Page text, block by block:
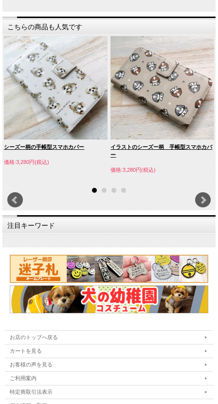
合があります。何卒ご了承ください。
・外装・内装のデザイン・仕様は予告なく変更する場合があります。 ・本製品は
落下などの強い衝撃から本体を保護するための仕様ではありません。取り扱いには
十分ご注意ください。
・Android用は端末を直接、再剥離シール（端末がはがれ落ちないように一定の粘
着力のあるシール）に貼っていただくタイプとなります。取り外しの際はご注意く
ださい。スマートフォンに装着する際には本体や当社製品に付着したゴミやホコリ
をよく取り除いて下さい。ホコリ等が付いたまま装着すると、粘着が弱まったり、
本体に傷がつく恐れがあります。
・キャッシュカードやクレジットカードは、スマートフォン本体からの磁気に影響
を受ける可能性がございますので、カードを長い時間保管するのはお避け下さい。
・手入についてですが、色落ち、変色、シミの原因になるため、シンナー、ベンジ
ン、ガソリンなどの有機溶剤や、アルコール、塩素漂白剤などで拭かないでくださ
・改良のため、商品の仕様（ケースの素材、形状、印刷方式、各パーツ等）は予告
なく変更することがあります。予めご了承ください。
・ひとつずつ生産しますので、製造ロットごとにわずかな配色の違いやプリント位
置ズレがある場合があります。
・市場の相場により、予告なく販売価格が変動する場合があります。
・モニターでご覧の色と実際の色は多少異なる場合があります。
・スマートフォン本体は付きません。写真は装着イメージとなります。
仕様
素材：PUレザー製
印刷：UVインクジェット
発送までの目安：１～２週間（受注後生産）
こちらの商品も人気です
シーズー柄の手帳型スマホカバー
価格:3,280円(税込)
イラストのシーズー柄 手帳型スマホカバ
ー
価格:3,280円(税込)
注目キーワード
お店のトップへ戻る
カートを見る
お客様の声を見る
ご利用案内
特定商取引法表示